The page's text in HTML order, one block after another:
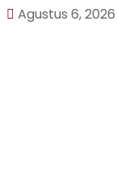
Agustus 6, 2026